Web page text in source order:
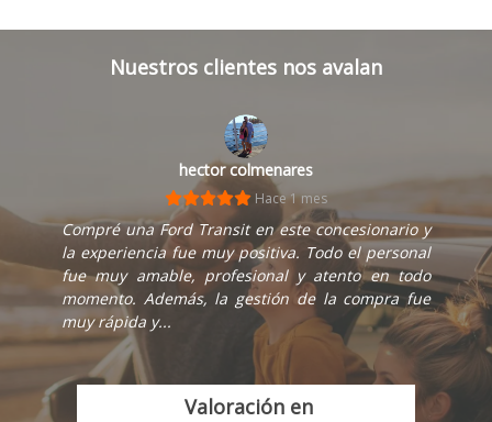
Nuestros clientes nos avalan
hector colmenares
Hace 1 mes
Compré una Ford Transit en este concesionario y
la experiencia fue muy positiva. Todo el personal
fue muy amable, profesional y atento en todo
momento. Además, la gestión de la compra fue
muy rápida y...
Valoración en